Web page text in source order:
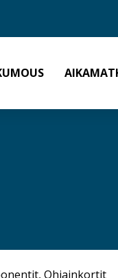
, Ohjainkortit